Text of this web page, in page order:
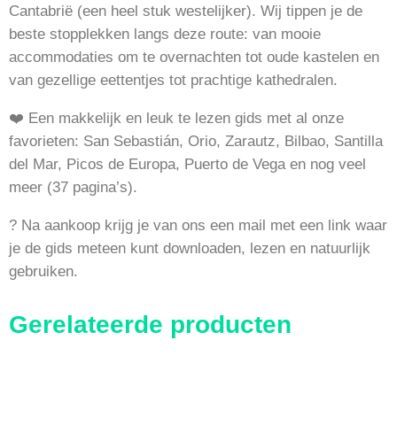
Cantabrië (een heel stuk westelijker). Wij tippen je de
beste stopplekken langs deze route: van mooie
accommodaties om te overnachten tot oude kastelen en
van gezellige eettentjes tot prachtige kathedralen.
❤️ Een makkelijk en leuk te lezen gids met al onze
favorieten: San Sebastián, Orio, Zarautz, Bilbao, Santilla
del Mar, Picos de Europa, Puerto de Vega en nog veel
meer (37 pagina’s).
? Na aankoop krijg je van ons een mail met een link waar
je de gids meteen kunt downloaden, lezen en natuurlijk
gebruiken.
Gerelateerde producten